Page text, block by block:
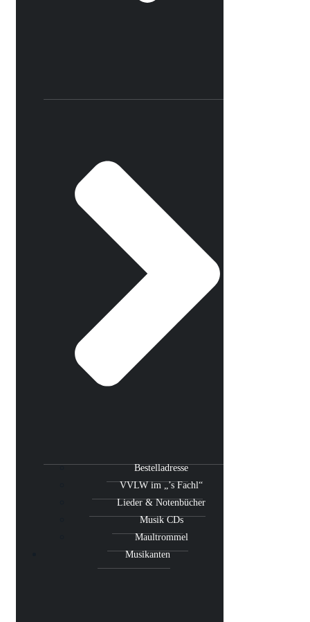
Bestelladresse
VVLW im „’s Fachl“
Lieder & Notenbücher
Musik CDs
Maultrommel
Musikanten